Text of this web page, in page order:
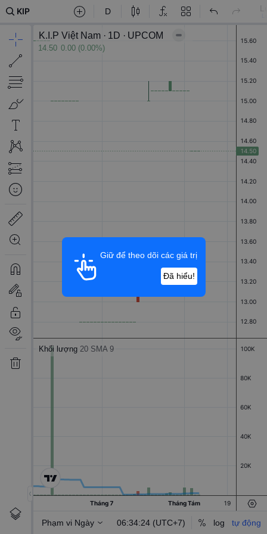
Giữ để theo dõi các giá trị
Đã hiểu!